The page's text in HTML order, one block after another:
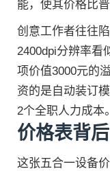
能，使其价格比
创意工作者往往
2400dpi分辨率看
项价值3000元的
资的是自动装订
2个全职人力成本。
价格表背
这张五合一设备